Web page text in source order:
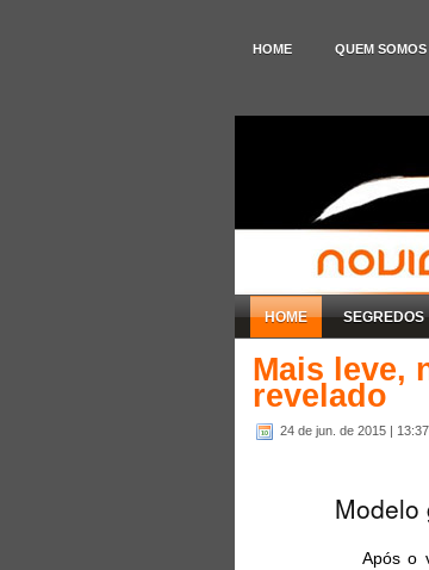
HOME QUEM SOMOS
HOME SEGREDOS
Mais leve,
revelado
24 de jun. de 2015 | 13:37
Modelo
Após o